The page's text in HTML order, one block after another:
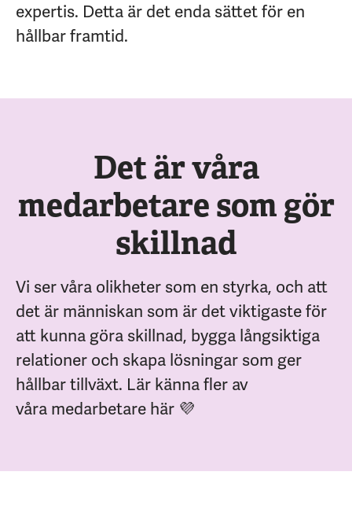
expertis. Detta är det enda sättet för en
hållbar framtid.
Det är våra
medarbetare som gör
skillnad
Vi ser våra olikheter som en styrka, och att
det är människan som är det viktigaste för
att kunna göra skillnad, bygga långsiktiga
relationer och skapa lösningar som ger
hållbar tillväxt. Lär känna fler av
våra medarbetare här 💜